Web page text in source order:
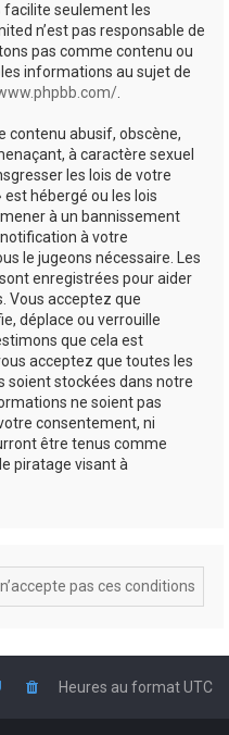
facilite seulement les
n’est pas responsable de
pas comme contenu ou
informations au sujet de
.
contenu abusif, obscène,
à caractère sexuel
les lois de votre
est hébergé ou les lois
à un bannissement
à votre
le jugeons nécessaire. Les
enregistrées pour aider
Vous acceptez que
déplace ou verrouille
que cela est
acceptez que toutes les
soient stockées dans notre
ne soient pas
consentement, ni
être tenus comme
piratage visant à
Heures au formatUTC